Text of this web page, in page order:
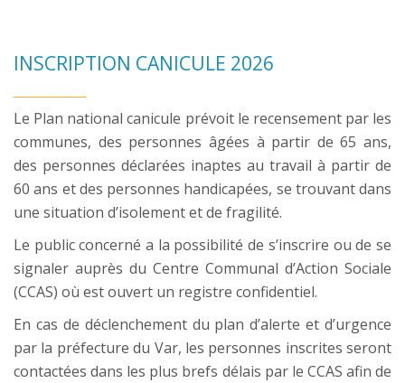
INSCRIPTION CANICULE 2026
Le Plan national canicule prévoit le recensement par les
communes, des personnes âgées à partir de 65 ans,
des personnes déclarées inaptes au travail à partir de
60 ans et des personnes handicapées, se trouvant dans
une situation d’isolement et de fragilité.
Le public concerné a la possibilité de s’inscrire ou de se
signaler auprès du Centre Communal d’Action Sociale
(CCAS) où est ouvert un registre confidentiel.
En cas de déclenchement du plan d’alerte et d’urgence
par la préfecture du Var, les personnes inscrites seront
contactées dans les plus brefs délais par le CCAS afin de